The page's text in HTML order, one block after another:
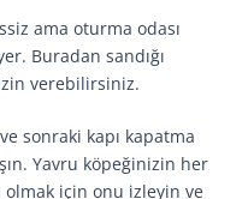
ama oturma odası
Buradan sandığı
verebilirsiniz.
ve sonraki kapı kapatma
Yavru köpeğinizin her
için onu izleyin ve